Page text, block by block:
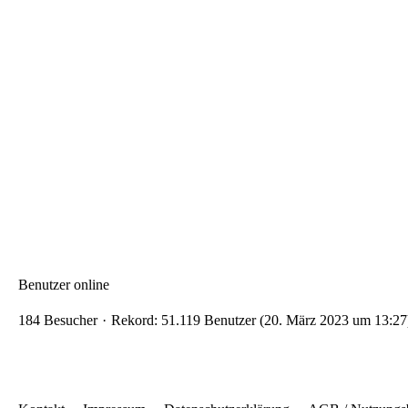
Benutzer online
184 Besucher Rekord: 51.119 Benutzer (20. März 2023 um 13:27